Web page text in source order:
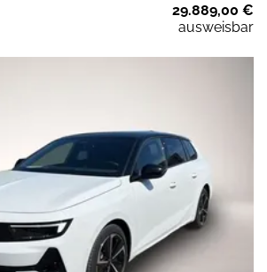
29.889,00 €
ausweisbar